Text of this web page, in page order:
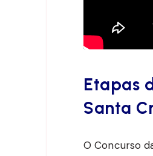
Etapas
Santa
O Concurso